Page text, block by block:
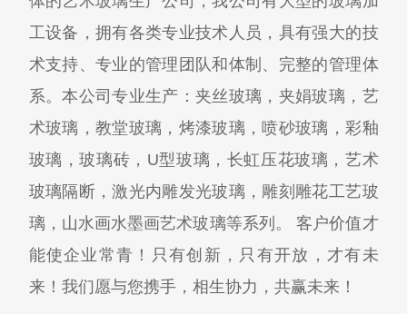
工设备，拥有各类专业技术人员，具有强大的技
术支持、专业的管理团队和体制、完整的管理体
系。本公司专业生产：夹丝玻璃，夹娟玻璃，艺
术玻璃，教堂玻璃，烤漆玻璃，喷砂玻璃，彩釉
玻璃，玻璃砖，U型玻璃，长虹压花玻璃，艺术
玻璃隔断，激光内雕发光玻璃，雕刻雕花工艺玻
璃，山水画水墨画艺术玻璃等系列。 客户价值才
能使企业常青！只有创新，只有开放，才有未
来！我们愿与您携手，相生协力，共赢未来！